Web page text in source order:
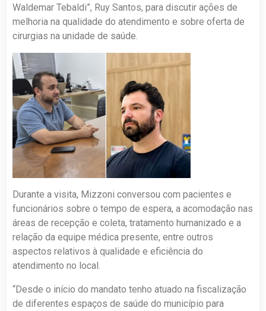
Waldemar Tebaldi”, Ruy Santos, para discutir ações de
melhoria na qualidade do atendimento e sobre oferta de
cirurgias na unidade de saúde.
Durante a visita, Mizzoni conversou com pacientes e
funcionários sobre o tempo de espera, a acomodação nas
áreas de recepção e coleta, tratamento humanizado e a
relação da equipe médica presente, entre outros
aspectos relativos à qualidade e eficiência do
atendimento no local.
“Desde o início do mandato tenho atuado na fiscalização
de diferentes espaços de saúde do município para